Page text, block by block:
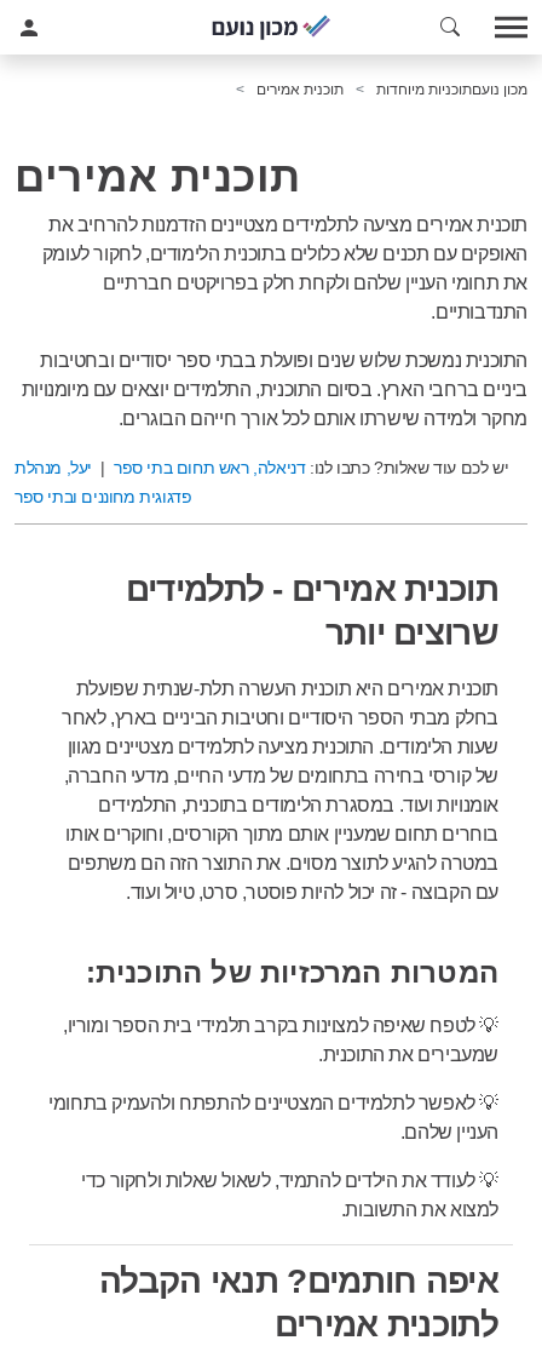
מכון נועםתוכניות מיוחדות תוכנית אמירים
תוכנית אמירים
תוכנית אמירים מציעה לתלמידים מצטיינים הזדמנות להרחיב את
האופקים עם תכנים שלא כלולים בתוכנית הלימודים, לחקור לעומק
את תחומי העניין שלהם ולקחת חלק בפרויקטים חברתיים
התנדבותיים.
התוכנית נמשכת שלוש שנים ופועלת בבתי ספר יסודיים ובחטיבות
ביניים ברחבי הארץ. בסיום התוכנית, התלמידים יוצאים עם מיומנויות
מחקר ולמידה שישרתו אותם לכל אורך חייהם הבוגרים.
יש לכם עוד שאלות? כתבו לנו:דניאלה, ראש תחום בתי ספר | יעל, מנהלת
פדגוגית מחוננים ובתי ספר
תוכנית אמירים - לתלמידים
שרוצים יותר
תוכנית אמירים היא תוכנית העשרה תלת-שנתית שפועלת
בחלק מבתי הספר היסודיים וחטיבות הביניים בארץ, לאחר
שעות הלימודים. התוכנית מציעה לתלמידים מצטיינים מגוון
של קורסי בחירה בתחומים של מדעי החיים, מדעי החברה,
אומנויות ועוד. במסגרת הלימודים בתוכנית, התלמידים
בוחרים תחום שמעניין אותם מתוך הקורסים, וחוקרים אותו
במטרה להגיע לתוצר מסוים. את התוצר הזה הם משתפים
עם הקבוצה - זה יכול להיות פוסטר, סרט, טיול ועוד.
המטרות המרכזיות של התוכנית:
💡 לטפח שאיפה למצוינות בקרב תלמידי בית הספר ומוריו,
שמעבירים את התוכנית.
💡 לאפשר לתלמידים המצטיינים להתפתח ולהעמיק בתחומי
העניין שלהם.
💡 לעודד את הילדים להתמיד, לשאול שאלות ולחקור כדי
למצוא את התשובות.
איפה חותמים? תנאי הקבלה
לתוכנית אמירים